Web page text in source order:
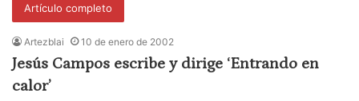
Artículo completo
Artezblai 10 de enero de 2002
Jesús Campos escribe y dirige ‘Entrando en
calor’